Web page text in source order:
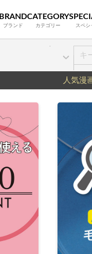
BRAND
ブランド
CATEGORY
カテゴリー スペシ
人気漫